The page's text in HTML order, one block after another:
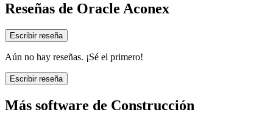
Reseñas de Oracle Aconex
Escribir reseña
Aún no hay reseñas. ¡Sé el primero!
Escribir reseña
Más software de Construcción